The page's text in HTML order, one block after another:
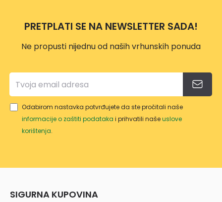
PRETPLATI SE NA NEWSLETTER SADA!
Ne propusti nijednu od naših vrhunskih ponuda
Odabirom nastavka potvrđujete da ste pročitali naše
informacije o zaštiti podataka i prihvatili našeuslove
korištenja.
SIGURNA KUPOVINA